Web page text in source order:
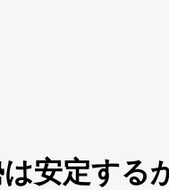
安定する